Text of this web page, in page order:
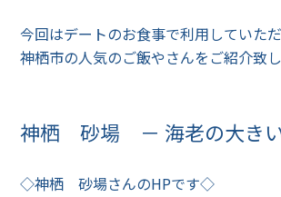
今回はデートのお食事で利用していた
神栖市の人気のご飯やさんをご紹介致し
神栖 砂場 － 海老の大き
◇神栖 砂場さんのHPです◇